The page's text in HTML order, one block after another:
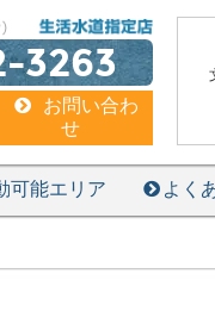
3263
お問い合わ
せ
可能エリア よく